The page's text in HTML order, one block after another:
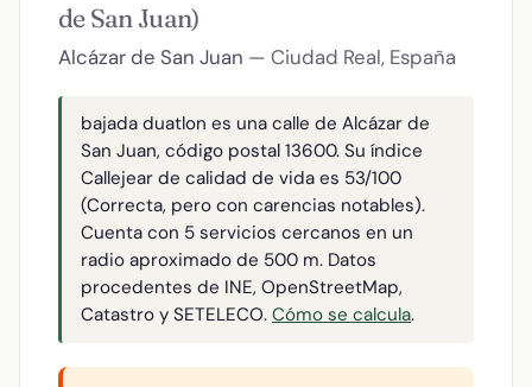
de San Juan)
Alcázar de San Juan — Ciudad Real, España
bajada duatlon es una calle de Alcázar de
San Juan, código postal 13600. Su índice
Callejear de calidad de vida es 53/100
(Correcta, pero con carencias notables).
Cuenta con 5 servicios cercanos en un
radio aproximado de 500 m. Datos
procedentes de INE, OpenStreetMap,
Catastro y SETELECO. Cómo se calcula.